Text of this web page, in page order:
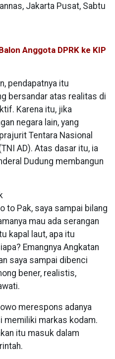
Jakarta Pusat, Sabtu
Anggota DPRK ke KIP
pendapatnya itu
bersandar atas realitas di
Karena itu, jika
negara lain, yang
Tentara Nasional
AD). Atas dasar itu, ia
Dudung membangun
to Pak, saya sampai bilang
mau ada serangan
kapal laut, apa itu
Emangnya Angkatan
saya sampai dibenci
bener, realistis,
merespons adanya
memiliki markas kodam.
itu masuk dalam